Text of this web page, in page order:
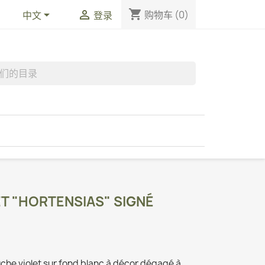
中文  登录 shopping_cart 购物车 (0)
"HORTENSIAS" SIGNÉ